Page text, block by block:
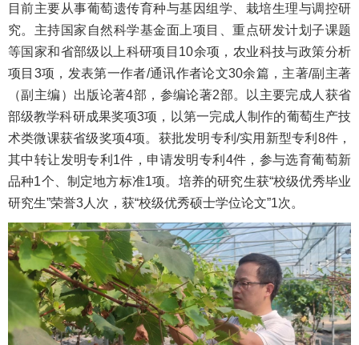
目前主要从事葡萄遗传育种与基因组学、栽培生理与调控研
究。主持国家自然科学基金面上项目、重点研发计划子课题
等国家和省部级以上科研项目10余项，农业科技与政策分析
项目3项，发表第一作者/通讯作者论文30余篇，主著/副主著
（副主编）出版论著4部，参编论著2部。以主要完成人获省
部级教学科研成果奖项3项，以第一完成人制作的葡萄生产技
术类微课获省级奖项4项。获批发明专利/实用新型专利8件，
其中转让发明专利1件，申请发明专利4件，参与选育葡萄新
品种1个、制定地方标准1项。培养的研究生获“校级优秀毕业
研究生”荣誉3人次，获“校级优秀硕士学位论文”1次。